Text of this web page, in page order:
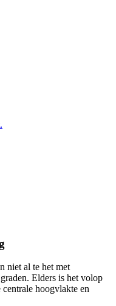
niet al te het met
Elders is het volop
hoogvlakte en